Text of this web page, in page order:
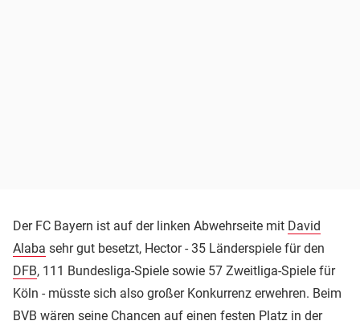
Der FC Bayern ist auf der linken Abwehrseite mit David
Alaba sehr gut besetzt, Hector - 35 Länderspiele für den
DFB, 111 Bundesliga-Spiele sowie 57 Zweitliga-Spiele für
Köln - müsste sich also großer Konkurrenz erwehren. Beim
BVB wären seine Chancen auf einen festen Platz in der